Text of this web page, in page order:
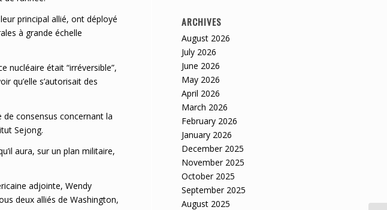
principal allié, ont déployé
à grande échelle
nucléaire était “irréversible”,
qu’elle s’autorisait des
de consensus concernant la
Sejong.
aura, sur un plan militaire,
adjointe, Wendy
deux alliés de Washington,
ARCHIVES
August 2026
July 2026
June 2026
May 2026
April 2026
March 2026
February 2026
January 2026
December 2025
November 2025
October 2025
September 2025
August 2025